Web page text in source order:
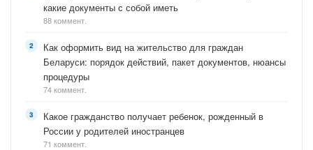
какие документы с собой иметь
88 коммент.
Как оформить вид на жительство для граждан
Беларуси: порядок действий, пакет документов, нюансы
процедуры
74 коммент.
Какое гражданство получает ребенок, рожденный в
России у родителей иностранцев
71 коммент.